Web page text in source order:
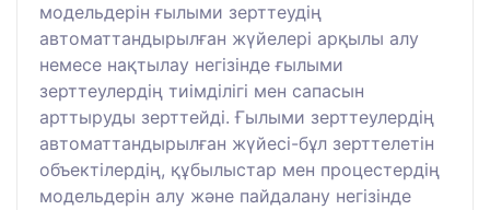
модельдерін ғылыми зерттеудің
автоматтандырылған жүйелері арқылы алу
немесе нақтылау негізінде ғылыми
зерттеулердің тиімділігі мен сапасын
арттыруды зерттейді. Ғылыми зерттеулердің
автоматтандырылған жүйесі-бұл зерттелетін
объектілердің, құбылыстар мен процестердің
модельдерін алу және пайдалану негізінде